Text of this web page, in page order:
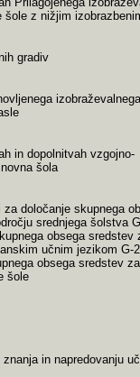
šole z nižjim
gradiv
in dopolnitvah vzgojno-
šola
določanje skupnega
srednjega šolstva
obsega sredstev
učnim jezikom G-
obsega sredstev
šole
in napredovanju